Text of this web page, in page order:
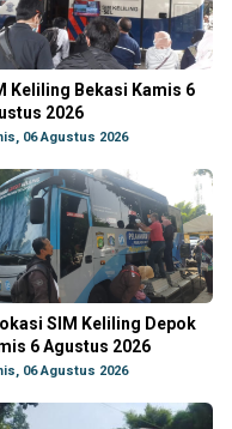
Keliling Bekasi Kamis 6
2026
06 Agustus 2026
SIM Keliling Depok
6 Agustus 2026
06 Agustus 2026